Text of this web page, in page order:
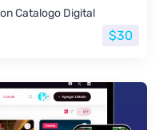
Catalogo Digital
$30